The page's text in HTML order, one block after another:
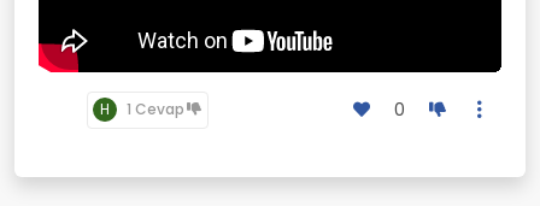
H 1 Cevap 0